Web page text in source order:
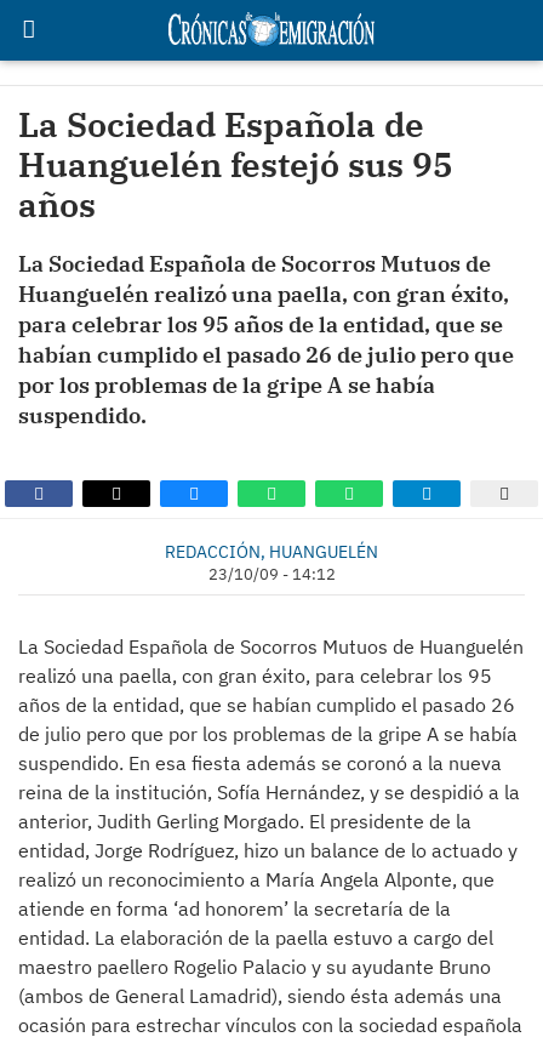
La Sociedad Española de
Huanguelén festejó sus 95
años
La Sociedad Española de Socorros Mutuos de
Huanguelén realizó una paella, con gran éxito,
para celebrar los 95 años de la entidad, que se
habían cumplido el pasado 26 de julio pero que
por los problemas de la gripe A se había
suspendido.
REDACCIÓN, HUANGUELÉN
23/10/09 - 14:12
La Sociedad Española de Socorros Mutuos de Huanguelén
realizó una paella, con gran éxito, para celebrar los 95
años de la entidad, que se habían cumplido el pasado 26
de julio pero que por los problemas de la gripe A se había
suspendido. En esa fiesta además se coronó a la nueva
reina de la institución, Sofía Hernández, y se despidió a la
anterior, Judith Gerling Morgado. El presidente de la
entidad, Jorge Rodríguez, hizo un balance de lo actuado y
realizó un reconocimiento a María Angela Alponte, que
atiende en forma ‘ad honorem’ la secretaría de la
entidad. La elaboración de la paella estuvo a cargo del
maestro paellero Rogelio Palacio y su ayudante Bruno
(ambos de General Lamadrid), siendo ésta además una
ocasión para estrechar vínculos con la sociedad española